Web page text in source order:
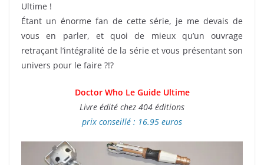
Ultime !
Étant un énorme fan de cette série, je me devais de
vous en parler, et quoi de mieux qu’un ouvrage
retraçant l’intégralité de la série et vous présentant son
univers pour le faire ?!?
Doctor Who Le Guide Ultime
Livre édité chez 404 éditions
prix conseillé : 16.95 euros